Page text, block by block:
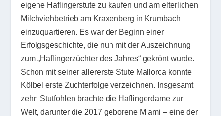
eigene Haflingerstute zu kaufen und am elterlichen
Milchviehbetrieb am Kraxenberg in Krumbach
einzuquartieren. Es war der Beginn einer
Erfolgsgeschichte, die nun mit der Auszeichnung
zum „Haflingerzüchter des Jahres“ gekrönt wurde.
Schon mit seiner allererste Stute Mallorca konnte
Kölbel erste Zuchterfolge verzeichnen. Insgesamt
zehn Stutfohlen brachte die Haflingerdame zur
Welt, darunter die 2017 geborene Miami – eine der